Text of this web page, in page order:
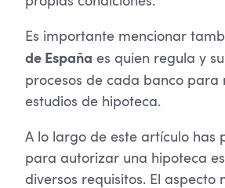
Es importante mencionar
de España es quien regula y
procesos de cada banco para
estudios de hipoteca.
A lo largo de este artículo has
para autorizar una hipoteca
diversos requisitos. El aspecto